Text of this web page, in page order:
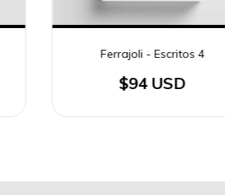
Ferrajoli - Escritos 4
$94 USD